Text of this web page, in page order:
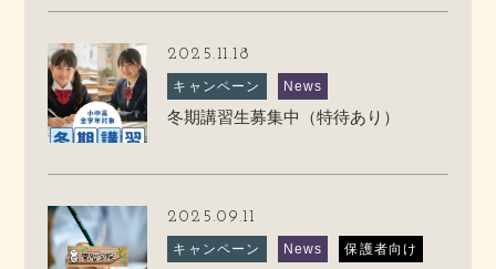
2025.11.18
キャンペーン News
冬期講習生募集中（特待あり）
2025.09.11
キャンペーン News 保護者向け